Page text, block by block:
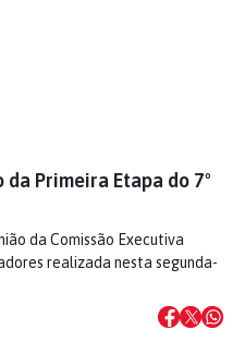
Primeira Etapa do 7º
da Comissão Executiva
realizada nesta segunda-